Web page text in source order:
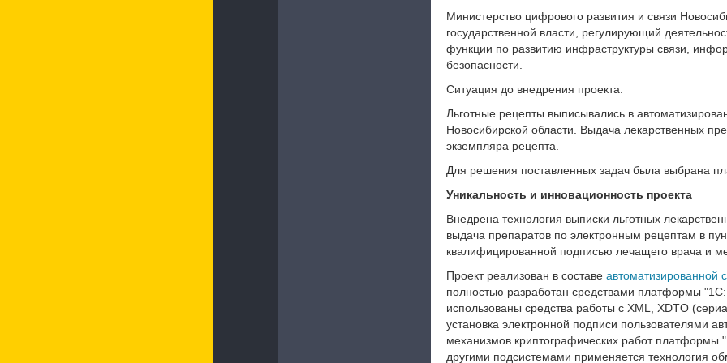
Министерство цифрового развития и связи
государственной власти, регулирующий
функции по развитию инфраструктуры связи,
безопасности.
Ситуация до внедрения проекта:
Льготные рецепты выписывались в
Новосибирской области. Выдача лекарственных
экземпляра рецепта.
Для решения поставленных задач была выбрана
Уникальность и инновационность проекта
Внедрена технология выписки льготных
выдача препаратов по электронным рецептам в
квалифицированной подписью лечащего врача и
Проект реализован в составе автоматизированной
полностью разработан средствами платформы
использованы средства работы с XML, XDTO
установка электронной подписи пользователями
механизмов криптографических работ
другими подсистемами применяется технология